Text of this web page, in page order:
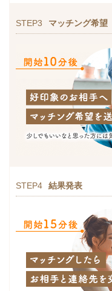
STEP3 マッチング希望
STEP4 結果発表